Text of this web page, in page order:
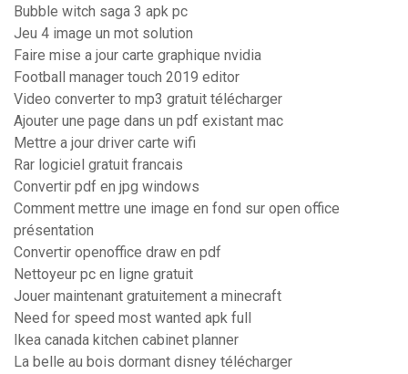
Bubble witch saga 3 apk pc
Jeu 4 image un mot solution
Faire mise a jour carte graphique nvidia
Football manager touch 2019 editor
Video converter to mp3 gratuit télécharger
Ajouter une page dans un pdf existant mac
Mettre a jour driver carte wifi
Rar logiciel gratuit francais
Convertir pdf en jpg windows
Comment mettre une image en fond sur open office
présentation
Convertir openoffice draw en pdf
Nettoyeur pc en ligne gratuit
Jouer maintenant gratuitement a minecraft
Need for speed most wanted apk full
Ikea canada kitchen cabinet planner
La belle au bois dormant disney télécharger